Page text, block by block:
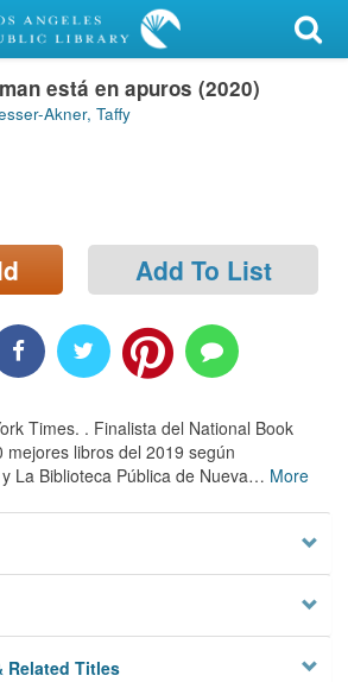
está en apuros (2020)
Akner, Taffy
Add To List
Times. . Finalista del National Book
mejores libros del 2019 según
La Biblioteca Pública de Nueva… More
Related Titles